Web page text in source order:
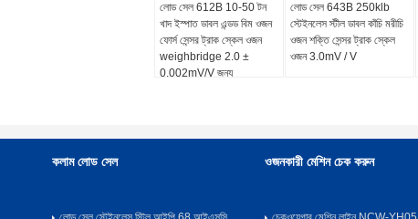
লোড সেল 612B 10-50 টন
খাদ ইস্পাত ডাবল এন্ডড বিম ওজন
ফোর্স সেন্সর ট্রাক স্কেল ওজন
weighbridge 2.0 ±
0.002mV/V জন্য
লোড সেল 643B 250klb
স্টেইনলেস স্টীল ডাবল কাঁচি মরীচি
ওজন শক্তি সেন্সর ট্রাক স্কেল
ওজন 3.0mV / V
কলাম লোড সেল ওজনকারী মেশিন চেক করুন